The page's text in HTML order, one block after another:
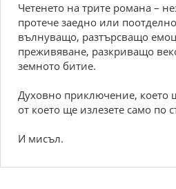
Четенето на трите романа –
протече заедно или
вълнуващо, разтърсващо
преживяване, разкриващо
земното битие.
Духовно приключение, което
от което ще излезете само по
И мисъл.